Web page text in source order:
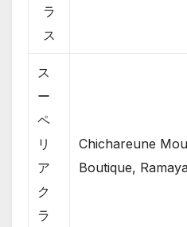
ラ
ス
ス
ー
ペ
リ
ア
ク
ラ
Chichareune
Boutique,